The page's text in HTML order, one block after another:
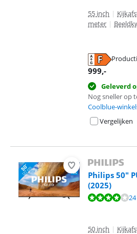
55 inch |
meter |
999,-
Geleverd
Nog sneller op
Coolblue-
Vergelijken
Philips 50"
(2025)
Beoordeling is 8,1 van de 10, gebaseerd
50 inch |